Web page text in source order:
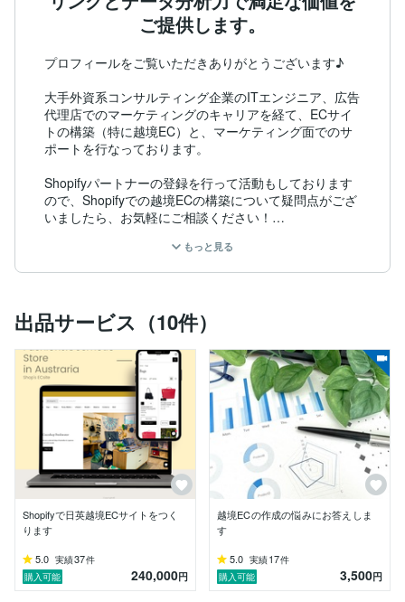
ご提供します。
プロフィールをご覧いただきありがとうございます♪
大手外資系コンサルティング企業のITエンジニア、広告
代理店でのマーケティングのキャリアを経て、ECサイ
トの構築（特に越境EC）と、マーケティング面でのサ
ポートを行なっております。
Shopifyパートナーの登録を行って活動もしております
ので、Shopifyでの越境ECの構築について疑問点がござ
いましたら、お気軽にご相談ください！
また、STUDIOを活用したWEBサイト、LPの制作も行
なっています。
面でのご相談もお受け可能です。
【とことん相談できる！】
丁寧なヒアリングと分析を心掛けており、高い評価をい
ただいております！ご要望内容の難易度が高くても、解
決策をとことん話し合って最適解を導くことを心がけて
おります。
【ユニークで長く愛される...】
ハンドメイドの革製品やジーンズのような、ご利用者様
のことをとことん考え、ご依頼者様と一緒につくること
を、WEBやデジタルの世界にも反映をしていきたいと
思っております。
また、作るだけではなく、その後の運用・集客のことま
で考え対応をさせていただかかとを心がけております。
もっと見る
出品サービス（10件）
Shopifyで日英越境ECサイトをつく
ります
5.0 実績37件
購入可能
240,000円
越境ECの作成の悩みにお答えしま
す
5.0 実績17件
購入可能
3,500円